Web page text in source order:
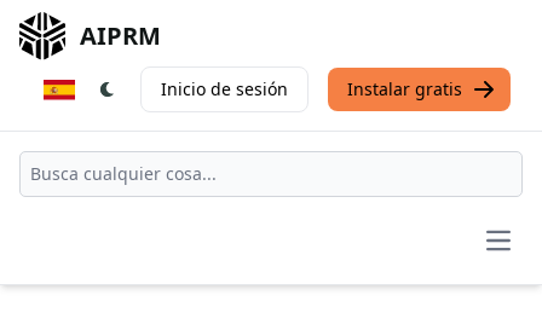
AIPRM
Inicio de sesión Instalar gratis